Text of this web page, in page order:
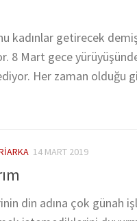
kadınlar getirecek
8 Mart gece
Her zaman
14 MART 2019
din adına çok günah